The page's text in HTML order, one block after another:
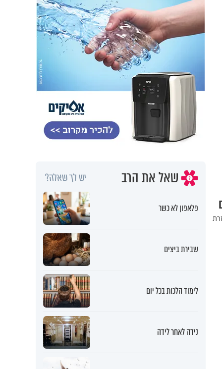
שאל את הרב יש לך שאלה?
פלאפון לא כשר
שבירת ביצים
לימוד הלכות בכל יום
נידה לאחר לידה